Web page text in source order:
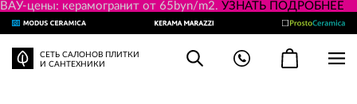
ВАУ-цены: керамогранит от 65byn/m2. УЗНАТЬ ПОДРОБНЕЕ
СЕТЬ САЛОНОВ ПЛИТКИ
И САНТЕХНИКИ